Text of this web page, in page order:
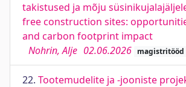
takistused ja mõju
free construction sites:
and carbon footprint impact
Nohrin, Alje 02.06.2026 magistritööd
22. Tootemudelite ja -jooniste